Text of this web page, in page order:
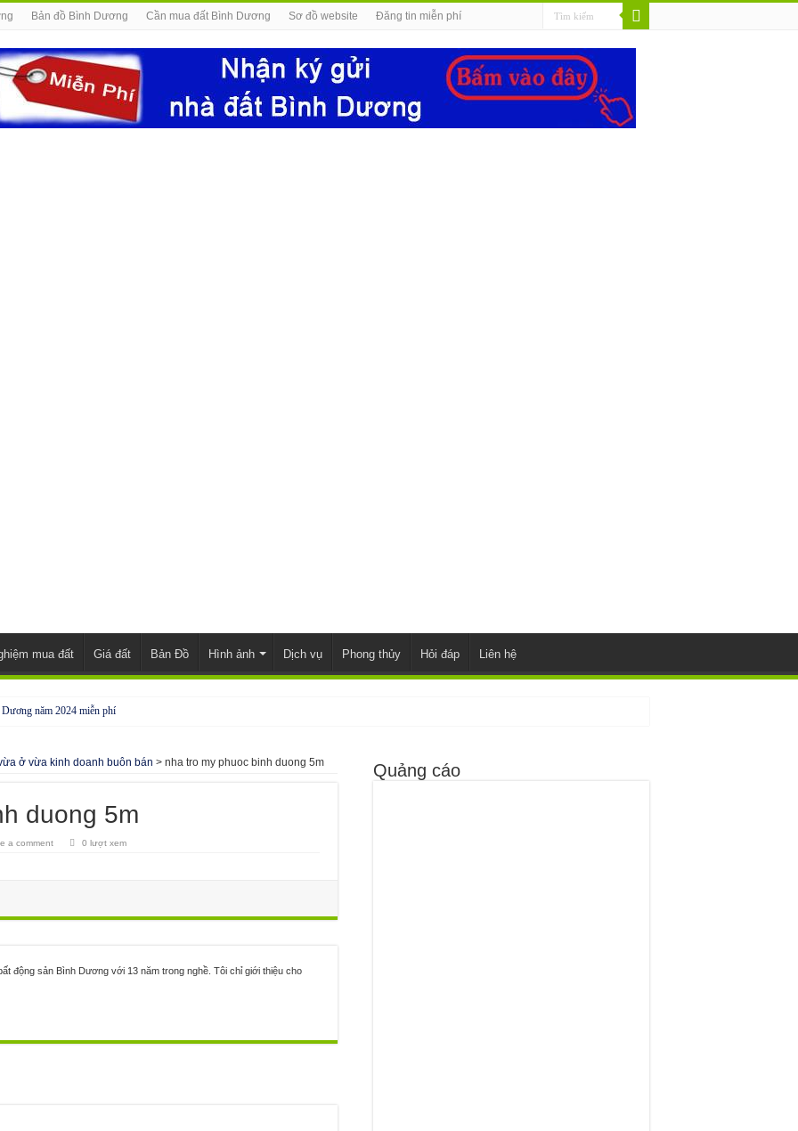
Bản đồ Bình Dương Cần mua đất Bình Dương Sơ đồ website Đăng tin miễn phí
mua đất Giá đất Bản Đồ Hình ảnh Dịch vụ Phong thủy Hỏi đáp Liên hệ
năm 2024 miễn phí
Phước
ở vừa kinh doanh buôn bán > nha tro my phuoc binh duong 5m
duong 5m
a comment 0 lượt xem
động sản Bình Dương với 13 năm trong nghề. Tôi chỉ giới thiệu cho
Quảng cáo